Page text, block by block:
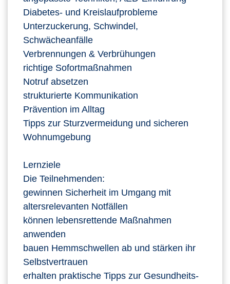
Diabetes‑ und Kreislaufprobleme
Unterzuckerung, Schwindel,
Schwächeanfälle
Verbrennungen & Verbrühungen
richtige Sofortmaßnahmen
Notruf absetzen
strukturierte Kommunikation
Prävention im Alltag
Tipps zur Sturzvermeidung und sicheren
Wohnumgebung
Lernziele
Die Teilnehmenden:
gewinnen Sicherheit im Umgang mit
altersrelevanten Notfällen
können lebensrettende Maßnahmen
anwenden
bauen Hemmschwellen ab und stärken ihr
Selbstvertrauen
erhalten praktische Tipps zur Gesundheits‑